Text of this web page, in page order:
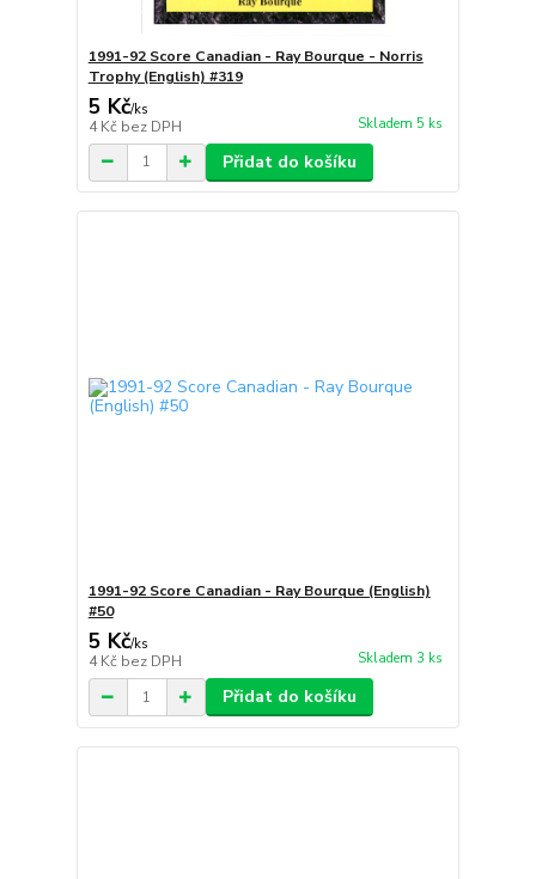
1991-92 Score Canadian - Ray Bourque - Norris
Trophy (English) #319
5 Kč/ks
4 Kč bez DPH Skladem 5 ks
Přidat do košíku
1991-92 Score Canadian - Ray Bourque (English)
#50
5 Kč/ks
4 Kč bez DPH Skladem 3 ks
Přidat do košíku